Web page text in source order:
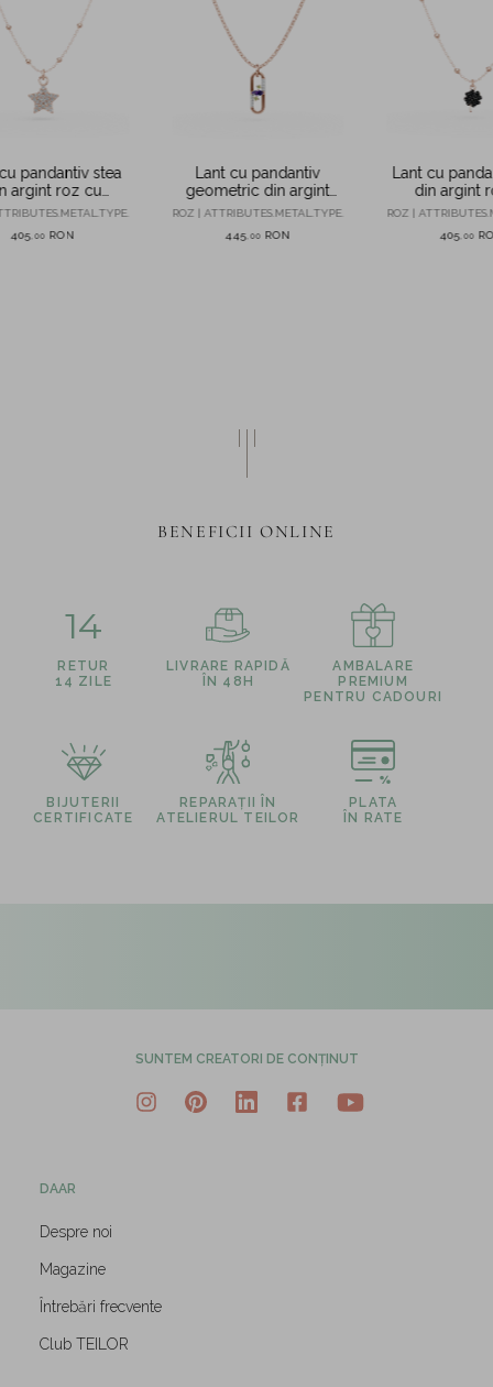
pandantiv stea
argint roz cu
zirconii
405 ,00 RON
Lant cu pandantiv
geometric din argint
roz
ROZ | ATTRIBUTES.METAL.TYPE.
445 00 RON
Lant cu
din argint
zirconii
ROZ |
405 ,00
BENEFICII ONLINE
14
RETUR
14 ZILE
LIVRARE RAPIDĂ
ÎN 48H
AMBALARE
PREMIUM
PENTRU CADOURI
BIJUTERII
CERTIFICATE
REPARAȚII ÎN
ATELIERUL TEILOR
PLATA
ÎN RATE
SUNTEM CREATORI DE CONȚINUT
DAAR
Despre noi
Magazine
Întrebări frecvente
Club TEILOR